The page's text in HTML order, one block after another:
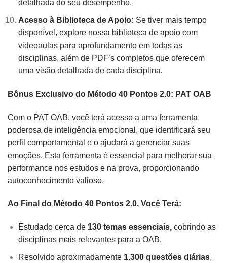
detalhada do seu desempenho.
Acesso à Biblioteca de Apoio: Se tiver mais tempo
disponível, explore nossa biblioteca de apoio com
videoaulas para aprofundamento em todas as
disciplinas, além de PDF’s completos que oferecem
uma visão detalhada de cada disciplina.
Bônus Exclusivo do Método 40 Pontos 2.0: PAT OAB
Com o PAT OAB, você terá acesso a uma ferramenta
poderosa de inteligência emocional, que identificará seu
perfil comportamental e o ajudará a gerenciar suas
emoções. Esta ferramenta é essencial para melhorar sua
performance nos estudos e na prova, proporcionando
autoconhecimento valioso.
Ao Final do Método 40 Pontos 2.0, Você Terá:
Estudado cerca de130 temas essenciais,cobrindo as
disciplinas mais relevantes para a OAB.
Resolvido aproximadamente 1.300 questões diárias,